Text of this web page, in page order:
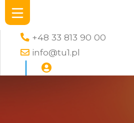
+48 33 813 90 00
info@tu1.pl